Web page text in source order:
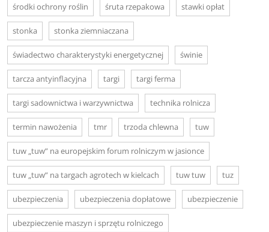
środki ochrony roślin śruta rzepakowa stawki opłat
stonka stonka ziemniaczana
świadectwo charakterystyki energetycznej świnie
tarcza antyinflacyjna targi targi ferma
targi sadownictwa i warzywnictwa technika rolnicza
termin nawożenia tmr trzoda chlewna tuw
tuw „tuw” na europejskim forum rolniczym w jasionce
tuw „tuw” na targach agrotech w kielcach tuw tuw tuz
ubezpieczenia ubezpieczenia dopłatowe ubezpieczenie
ubezpieczenie maszyn i sprzętu rolniczego